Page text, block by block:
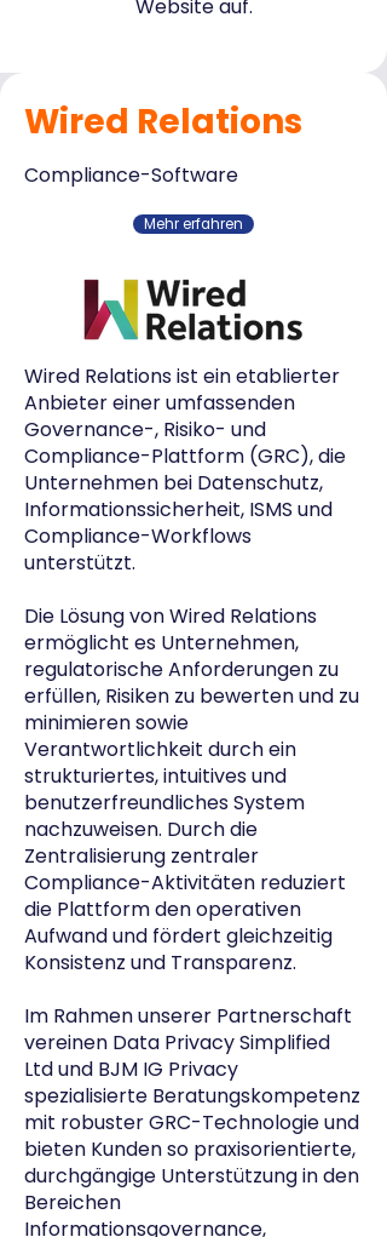
Website auf.
Wired Relations
Compliance-Software
Mehr erfahren
Wired Relations ist ein etablierter
Anbieter einer umfassenden
Governance-, Risiko- und
Compliance-Plattform (GRC), die
Unternehmen bei Datenschutz,
Informationssicherheit, ISMS und
Compliance-Workflows
unterstützt.
Die Lösung von Wired Relations
ermöglicht es Unternehmen,
regulatorische Anforderungen zu
erfüllen, Risiken zu bewerten und zu
minimieren sowie
Verantwortlichkeit durch ein
strukturiertes, intuitives und
benutzerfreundliches System
nachzuweisen. Durch die
Zentralisierung zentraler
Compliance-Aktivitäten reduziert
die Plattform den operativen
Aufwand und fördert gleichzeitig
Konsistenz und Transparenz.
Im Rahmen unserer Partnerschaft
vereinen Data Privacy Simplified
Ltd und BJM IG Privacy
spezialisierte Beratungskompetenz
mit robuster GRC-Technologie und
bieten Kunden so praxisorientierte,
durchgängige Unterstützung in den
Bereichen
Informationsgovernance,